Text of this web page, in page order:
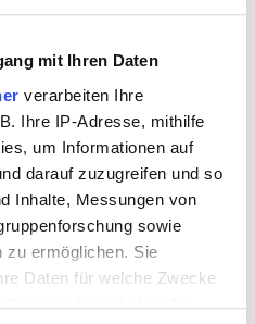
mit Ihren Daten
verarbeiten Ihre
Ihre IP-Adresse, mithilfe
um Informationen auf
darauf zuzugreifen und so
Inhalte, Messungen von
sowie
zu ermöglichen. Sie
Daten für welche Zwecke
jederzeit über die
Fachwirt im Sozial- und
von der Carus
Carl Gustav
Dresden sowie der